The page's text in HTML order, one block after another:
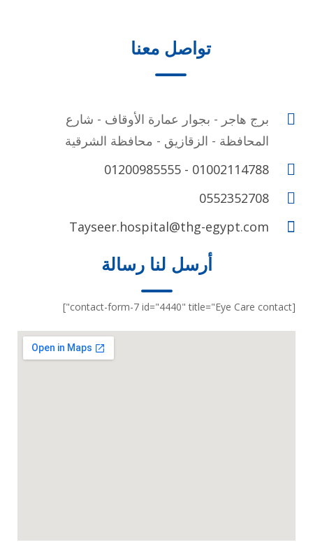
تواصل معنا
برج هاجر - بجوار عمارة الأوقاف - شارع
المحافظة - الزقازيق - محافظة الشرقية
01200985555 - 01002114788
0552352708
Tayseer.hospital@thg-egypt.com
أرسل لنا رسالة
[contact-form-7 id="4440" title="Eye Care contact"]